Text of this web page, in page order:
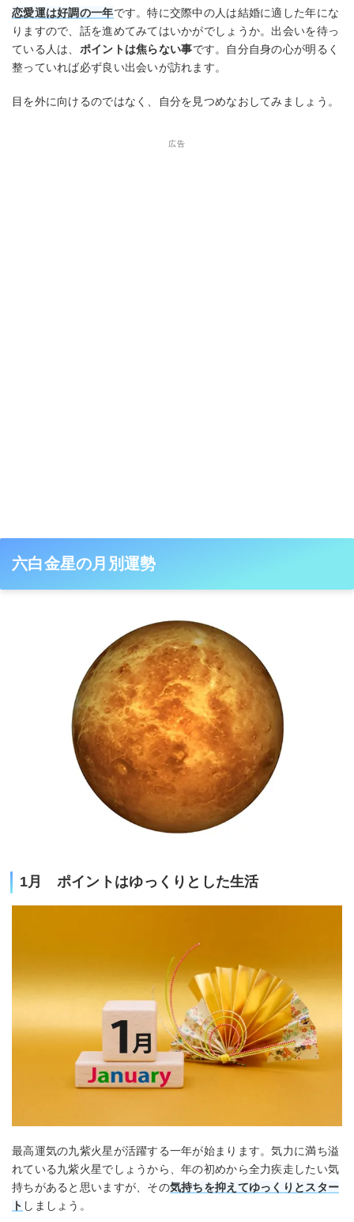
恋愛運は好調の一年です。特に交際中の人は結婚に適した年にな
りますので、話を進めてみてはいかがでしょうか。出会いを待っ
ている人は、 ポイントは焦らない事です。自分自身の心が明るく
整っていれば必ず良い出会いが訪れます。
目を外に向けるのではなく、自分を見つめなおしてみましょう。
広告
六白金星の月別運勢
1月 ポイントはゆっくりとした生活
最高運気の九紫火星が活躍する一年が始まります。気力に満ち溢
れている九紫火星でしょうから、年の初めから全力疾走したい気
持ちがあると思いますが、その気持ちを抑えてゆっくりとスター
ト しましょう。